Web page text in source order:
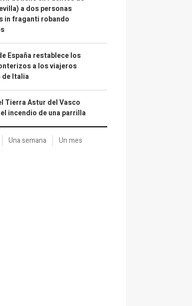
a dos personas
in fraganti robando
España restablece los
a los viajeros
Italia
Tierra Astur del Vasco
incendio de una parrilla
Una semana Un mes